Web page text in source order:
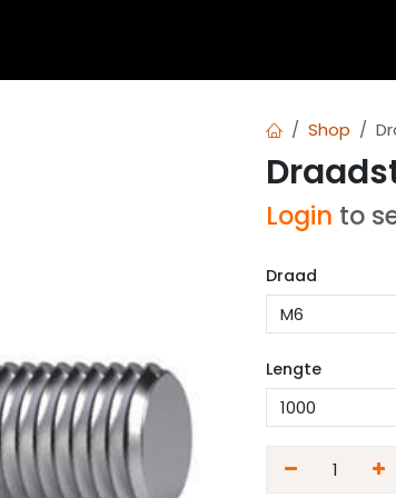
Shop
Login to
Draad
Lengte